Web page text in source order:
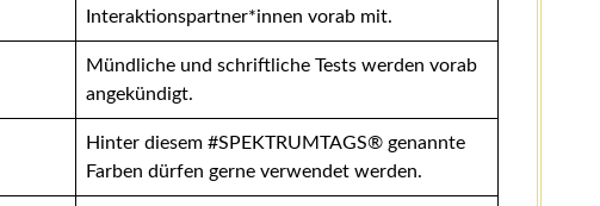
Interaktionspartner*innen vorab mit.
Mündliche und schriftliche Tests werden vorab
angekündigt.
Hinter diesem #SPEKTRUMTAGS® genannte
Farben dürfen gerne verwendet werden.